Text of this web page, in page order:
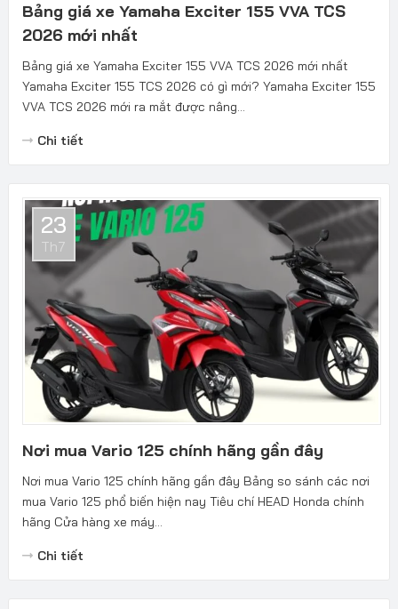
Bảng giá xe Yamaha Exciter 155 VVA TCS
2026 mới nhất
Bảng giá xe Yamaha Exciter 155 VVA TCS 2026 mới nhất
Yamaha Exciter 155 TCS 2026 có gì mới? Yamaha Exciter 155
VVA TCS 2026 mới ra mắt được nâng...
Chi tiết
23
Th7
Nơi mua Vario 125 chính hãng gần đây
Nơi mua Vario 125 chính hãng gần đây Bảng so sánh các nơi
mua Vario 125 phổ biến hiện nay Tiêu chí HEAD Honda chính
hãng Cửa hàng xe máy...
Chi tiết